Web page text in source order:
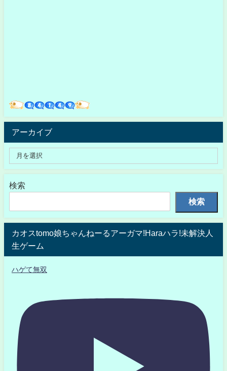
アーカイブ
検索
検索
カオスtomo娘ちゃんねーるアーガマ!Haraハラ!未解決人
生ゲーム
ハゲて無双